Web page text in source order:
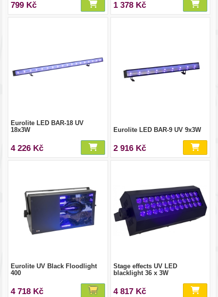
799 Kč 1 378 Kč
Eurolite LED BAR-18 UV
18x3W
4 226 Kč
Eurolite LED BAR-9 UV 9x3W
2 916 Kč
Eurolite UV Black Floodlight
400
4 718 Kč
Stage effects UV LED
blacklight 36 x 3W
4 817 Kč